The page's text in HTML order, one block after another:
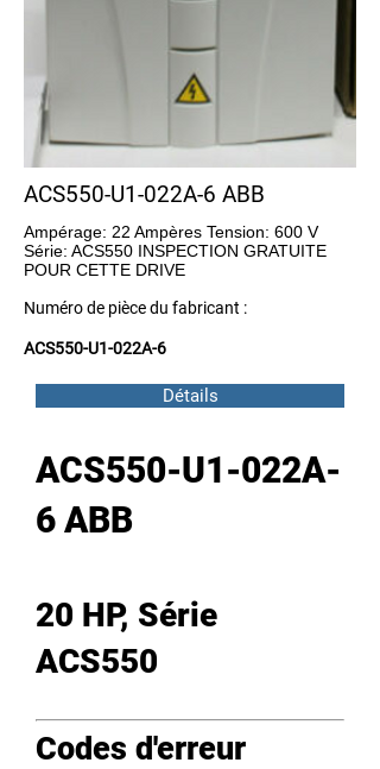
ACS550-U1-022A-6 ABB
Ampérage: 22 Ampères Tension: 600 V
Série: ACS550 INSPECTION GRATUITE
POUR CETTE DRIVE
Numéro de pièce du fabricant :
ACS550-U1-022A-6
Détails
ACS550-U1-022A-
6 ABB
20 HP, Série
ACS550
Codes d'erreur